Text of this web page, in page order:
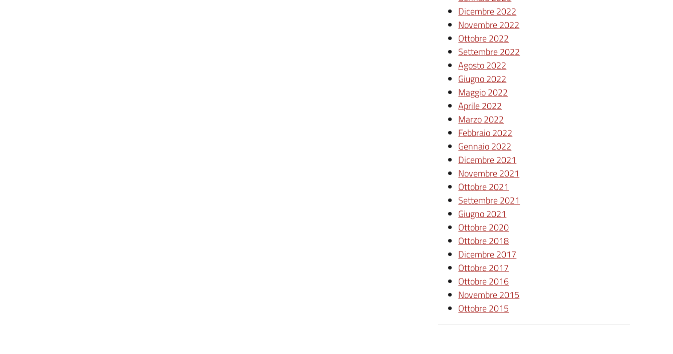
Dicembre 2022
Novembre 2022
Ottobre 2022
Settembre 2022
Agosto 2022
Giugno 2022
Maggio 2022
Aprile 2022
Marzo 2022
Febbraio 2022
Gennaio 2022
Dicembre 2021
Novembre 2021
Ottobre 2021
Settembre 2021
Giugno 2021
Ottobre 2020
Ottobre 2018
Dicembre 2017
Ottobre 2017
Ottobre 2016
Novembre 2015
Ottobre 2015